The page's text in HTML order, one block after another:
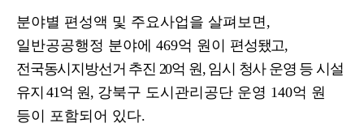
분야별 편성액 및 주요사업을 살펴보면,
일반공공행정 분야에 469억 원이 편성됐고,
전국동시지방선거 추진 20억 원, 임시 청사 운영 등 시설
유지41억 원, 강북구 도시관리공단 운영 140억 원
등이 포함되어 있다.